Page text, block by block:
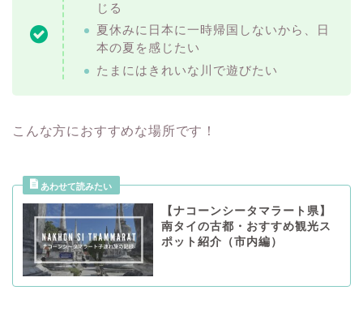
じる
夏休みに日本に一時帰国しないから、日
本の夏を感じたい
たまにはきれいな川で遊びたい
こんな方におすすめな場所です！
【ナコーンシータマラート県】
南タイの古都・おすすめ観光ス
ポット紹介（市内編）